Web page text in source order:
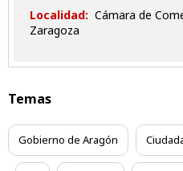
Localidad: Cámara de
Zaragoza
Temas
Gobierno de Aragón